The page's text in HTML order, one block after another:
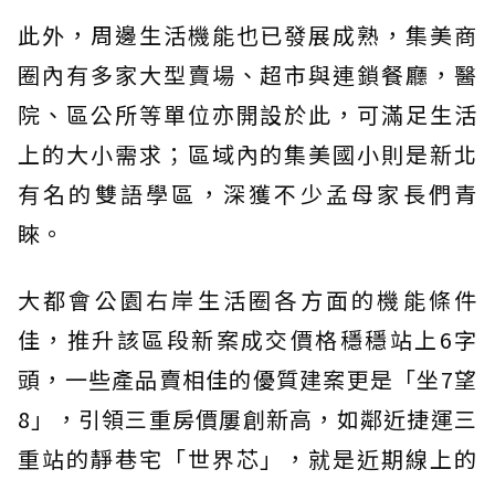
此外，周邊生活機能也已發展成熟，集美商
圈內有多家大型賣場、超市與連鎖餐廳，醫
院、區公所等單位亦開設於此，可滿足生活
上的大小需求；區域內的集美國小則是新北
有名的雙語學區，深獲不少孟母家長們青
睞。
大都會公園右岸生活圈各方面的機能條件
佳，推升該區段新案成交價格穩穩站上6字
頭，一些產品賣相佳的優質建案更是「坐7望
8」，引領三重房價屢創新高，如鄰近捷運三
重站的靜巷宅「世界芯」，就是近期線上的